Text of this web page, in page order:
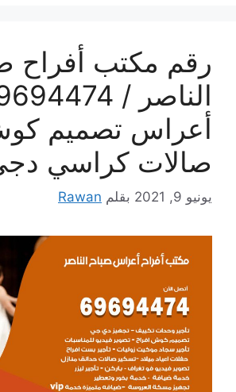
رقم مكتب أفراح
أعراس تصميم
صالات كراسي
يونيو 9, 2021 بقلم Rawan